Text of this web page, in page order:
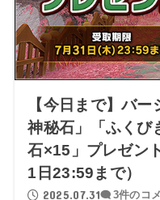
【今日まで】バ
神秘石」「ふくび
石×15」プレゼン
1日23:59まで）
2025.07.31 3件のコ